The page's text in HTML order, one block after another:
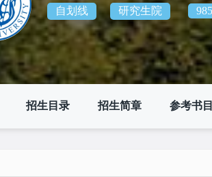
自划线 研究生院 985
招生目录 招生简章 参考书